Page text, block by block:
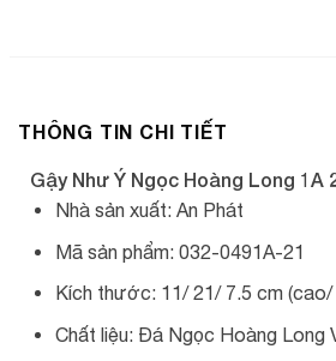
THÔNG TIN CHI TIẾT
Gậy Như Ý Ngọc Hoàng Long 1A
Nhà sản xuất: An Phát
Mã sản phẩm: 032-0491A-21
Kích thước: 11/ 21/ 7.5 cm (cao/
Chất liệu: Đá Ngọc Hoàng Long